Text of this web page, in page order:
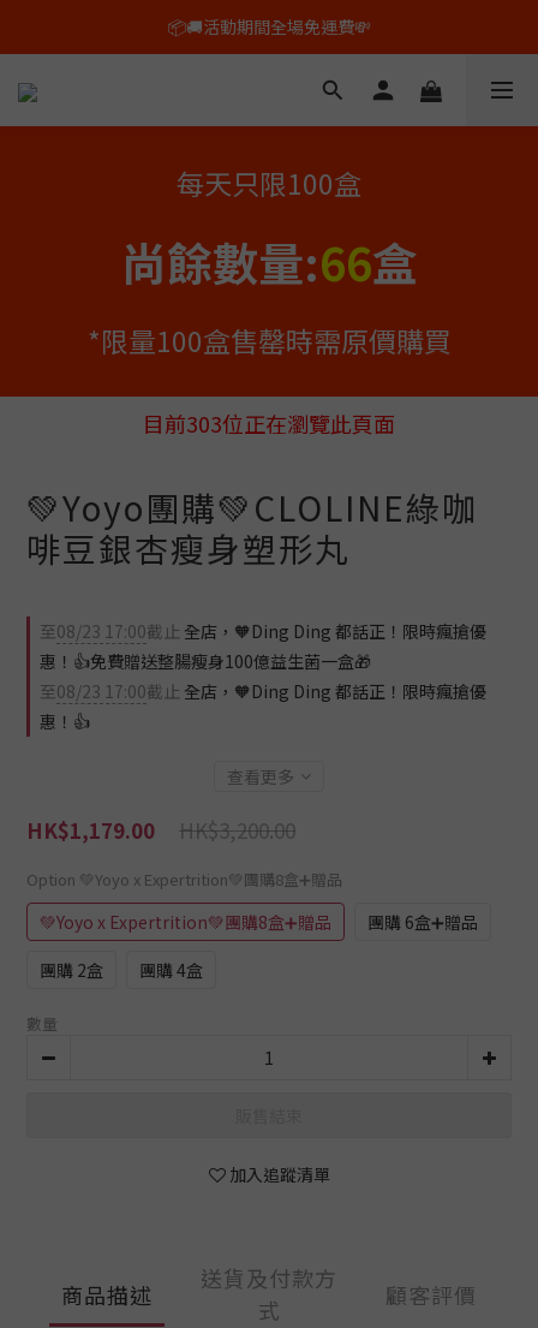
🕙平日上午10點以前的訂單，即日出貨✨
🕙平日上午10點以前的訂單，即日出貨✨
🛒🛍️全新套装組合上市 !  最高享 60% 折扣💰
🕙平日上午10點以前的訂單，即日出貨✨
每天只限100盒
尚餘數量:66盒
*限量100盒售罄時需原價購買
目前303位正在瀏覽此頁面
💚Yoyo團購💚CLOLINE綠咖
啡豆銀杏瘦身塑形丸
至08/23 17:00截止 全店，🧡Ding Ding 都話正！限時瘋搶優
惠！👍免費贈送整腸瘦身100億益生菌一盒🎁
至08/23 17:00截止 全店，🧡Ding Ding 都話正！限時瘋搶優
惠！👍
查看更多
HK$3,200.00
HK$1,179.00
Option 💚Yoyo x Expertrition💚團購8盒➕贈品
💚Yoyo x Expertrition💚團購8盒➕贈品
團購 6盒➕贈品
團購 2盒
團購 4盒
數量
加入追蹤清單
商品描述
送貨及付款方
式
顧客評價